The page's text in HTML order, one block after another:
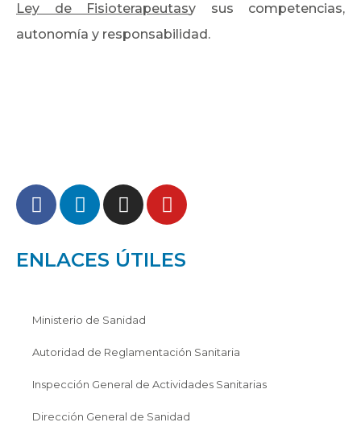
Ley de Fisioterapeutasy sus competencias,
autonomía y responsabilidad.
ENLACES ÚTILES
Ministerio de Sanidad
Autoridad de Reglamentación Sanitaria
Inspección General de Actividades Sanitarias
Dirección General de Sanidad